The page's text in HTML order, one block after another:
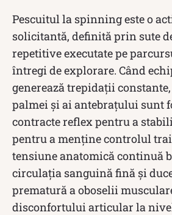
Pescuitul la spinning este o
solicitantă, definită prin sute
repetitive executate pe
întregi de explorare. Când
generează trepidații
palmei și ai antebrațului sunt
contracte reflex pentru a
pentru a menține controlul
tensiune anatomică continuă
circulația sanguină fină și
prematură a oboselii
disconfortului articular la